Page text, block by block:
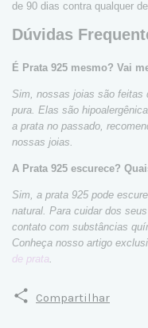
de 90 dias contra qualquer
Dúvidas
É Prata 925 mesmo? Vai
Sim, nossas joias são feitas
pura. Elas são
a prata no passado,
nossas joias.
A Prata 925 escurece?
Sim, a prata 925 pode
natural. Para cuidar dos
contato com substâncias
Conheça nosso artigo
de prata
Compartilhar